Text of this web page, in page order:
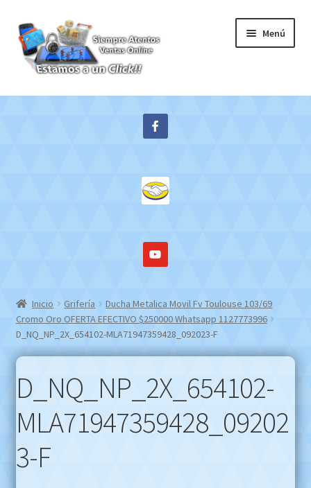
Ir
a
la
navegación
Ir
al
contenido
Menú
Inicio
Inicio Grifería
Ducha Metalica Movil Fv Toulouse 103/69
Cromo Oro OFERTA EFECTIVO $250000 Whatsapp 1127773996
D_NQ_NP_2X_654102-MLA71947359428_092023-F
D_NQ_NP_2X_654102-
MLA71947359428_09202
3-F